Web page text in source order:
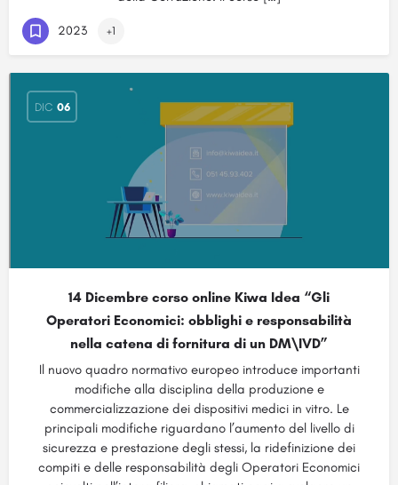
2023 +1
DIC 06
14 Dicembre corso online Kiwa Idea “Gli
Operatori Economici: obblighi e responsabilità
nella catena di fornitura di un DM\IVD”
Il nuovo quadro normativo europeo introduce importanti
modifiche alla disciplina della produzione e
commercializzazione dei dispositivi medici in vitro. Le
principali modifiche riguardano l’aumento del livello di
sicurezza e prestazione degli stessi, la ridefinizione dei
compiti e delle responsabilità degli Operatori Economici